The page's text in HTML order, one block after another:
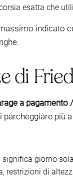
esatta che
indicato
di
a pagamento
più
giorno
restrizioni di